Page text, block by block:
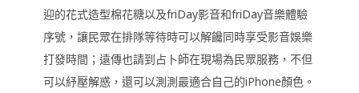
迎的花式造型棉花糖以及friDay影音和friDay音樂體驗
序號，讓民眾在排隊等待時可以解饞同時享受影音娛樂
打發時間；遠傳也請到占卜師在現場為民眾服務，不但
可以紓壓解惑，還可以測測最適合自己的iPhone顏色。